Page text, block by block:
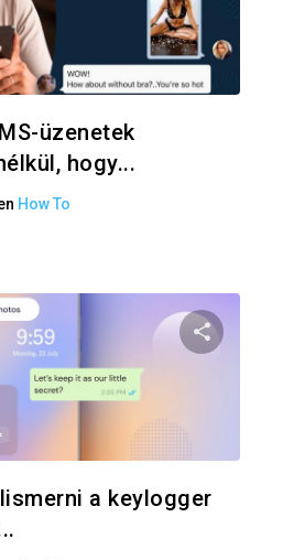
Oszd
üzenetek
hogy...
How To
a keylogger